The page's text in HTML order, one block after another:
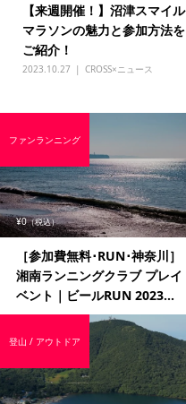
【来週開催！】沼津スマイル
マラソンの魅力と参加方法を
ご紹介！
2023.10.27 CROSS×ニュース
¥0（税込）
［参加費無料･RUN･神奈川］
湘南ランニングクラブ プレイ
ベント｜ビールRUN 2023...
ファンランニング
登山 / アウトドア